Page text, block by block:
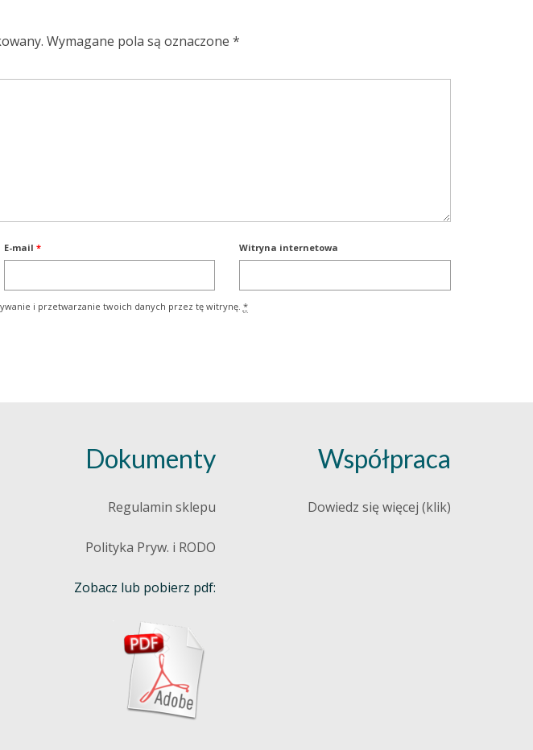
Wymagane pola są oznaczone *
E-mail * Witryna internetowa
i przetwarzanie twoich danych przez tę witrynę. *
Dokumenty
Regulamin sklepu
Polityka Pryw. i RODO
Zobacz lub pobierz pdf:
Współpraca
Dowiedz się więcej (klik)